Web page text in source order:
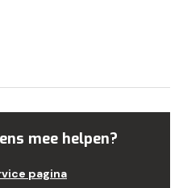
mee helpen?
pagina